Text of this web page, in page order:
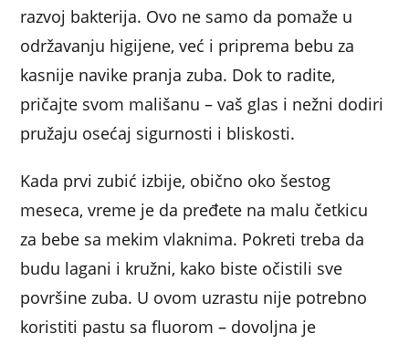
razvoj bakterija. Ovo ne samo da pomaže u
održavanju higijene, već i priprema bebu za
kasnije navike pranja zuba. Dok to radite,
pričajte svom mališanu – vaš glas i nežni dodiri
pružaju osećaj sigurnosti i bliskosti.
Kada prvi zubić izbije, obično oko šestog
meseca, vreme je da pređete na malu četkicu
za bebe sa mekim vlaknima. Pokreti treba da
budu lagani i kružni, kako biste očistili sve
površine zuba. U ovom uzrastu nije potrebno
koristiti pastu sa fluorom – dovoljna je